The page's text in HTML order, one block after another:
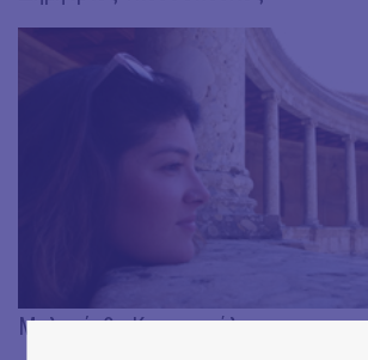
Μελισάνθη Κοσμοπούλου